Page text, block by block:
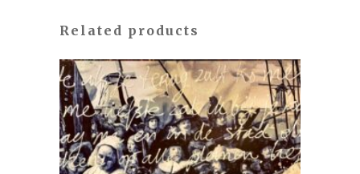
Related products